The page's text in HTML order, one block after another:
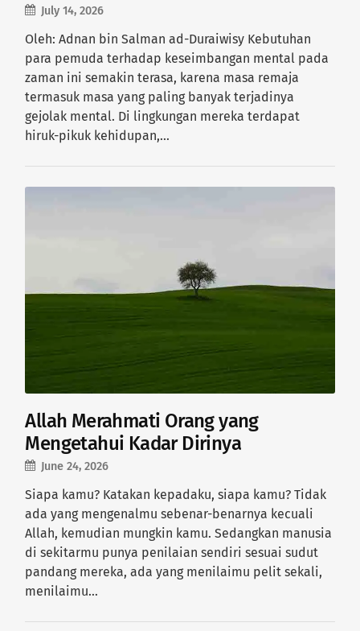
July 14, 2026
Oleh: Adnan bin Salman ad-Duraiwisy Kebutuhan
para pemuda terhadap keseimbangan mental pada
zaman ini semakin terasa, karena masa remaja
termasuk masa yang paling banyak terjadinya
gejolak mental. Di lingkungan mereka terdapat
hiruk-pikuk kehidupan,…
Allah Merahmati Orang yang
Mengetahui Kadar Dirinya
June 24, 2026
Siapa kamu? Katakan kepadaku, siapa kamu? Tidak
ada yang mengenalmu sebenar-benarnya kecuali
Allah, kemudian mungkin kamu. Sedangkan manusia
di sekitarmu punya penilaian sendiri sesuai sudut
pandang mereka, ada yang menilaimu pelit sekali,
menilaimu…